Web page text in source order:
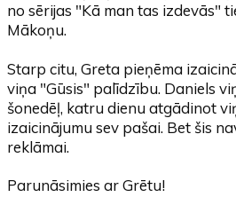
no sērijas "Kā man tas izdevās"
Mākoņu.
Starp citu, Greta pieņēma
viņa "Gūsis" palīdzību. Daniels
šonedēļ, katru dienu atgādinot
izaicinājumu sev pašai. Bet šis
reklāmai.
Parunāsimies ar Grētu!